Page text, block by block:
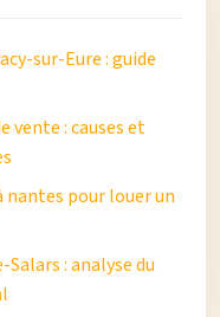
sur-Eure : guide
vente : causes et
nantes pour louer un
: analyse du